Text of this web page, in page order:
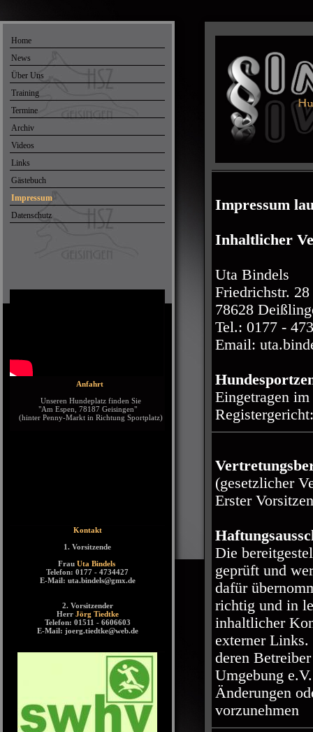
Home
News
Über Uns
Training
Termine
Archiv
Videos
Links
Gästebuch
Impressum
Datenschutz
Anfahrt
Unseren Hundeplatz finden Sie
"Am Espen, 78187 Geisingen"
(hinter Penny-Markt in Richtung Sportplatz)
Kontakt
1. Vorsitzende
Frau Uta Bindels
Telefon: 0177 - 4734427
E-Mail: uta.bindels@gmx.de
2. Vorsitzender
Herr Jörg Tiedtke
Telefon: 01511 - 6606603
E-Mail: joerg.tiedtke@web.de
Impressum
Inhaltlicher
Uta Bindels
Friedrichstr. 28
78628
Tel.: 0177 -
Email:
Eingetragen
(gesetzlicher
Erster
Die
geprüft und
dafür
richtig und in
inhaltlicher
externer
deren
Umgebung
Änderungen
vorzunehmen